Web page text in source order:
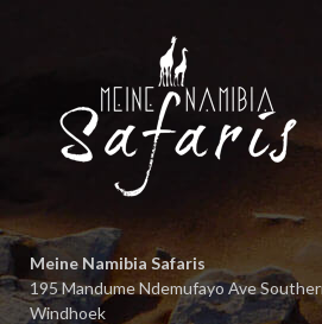
Meine Namibia Safaris
195 Mandume Ndemufayo Ave
Windhoek